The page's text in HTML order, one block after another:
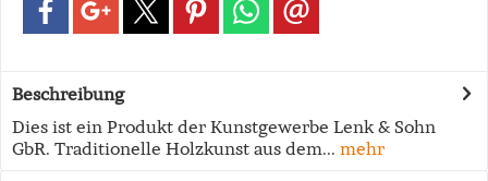
Beschreibung
Dies ist ein Produkt der Kunstgewerbe Lenk & Sohn
GbR. Traditionelle Holzkunst aus dem... mehr